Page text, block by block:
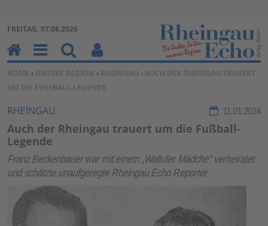
Zum Inhalt springen ↓
FREITAG, 07.08.2026
SIE BEFINDEN SICH HIER:
HOME › UNSERE REGION › RHEINGAU › AUCH DER RHEINGAU TRAUERT
UM DIE FUSSBALL-LEGENDE
RHEINGAU 11.01.2024
Auch der Rheingau trauert um die Fußball-
Legende
Franz Beckenbauer war mit einem „Wallufer Mädche“ verheiratet
und schätzte unaufgeregte Rheingau Echo Reporter
H
o
m
e
M
en
u
Su
ch
en
Be
nu
tz
un
kti
on
en